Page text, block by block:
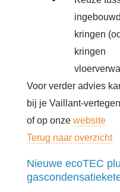
kringen
kringen
Voor verder advies
bij je Vaillant-
of op onze website
Terug naar overzicht
Nieuwe ecoTEC